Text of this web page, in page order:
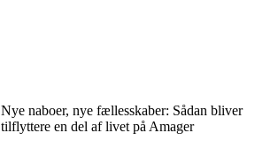
Nye naboer, nye fællesskaber: Sådan bliver
tilflyttere en del af livet på Amager